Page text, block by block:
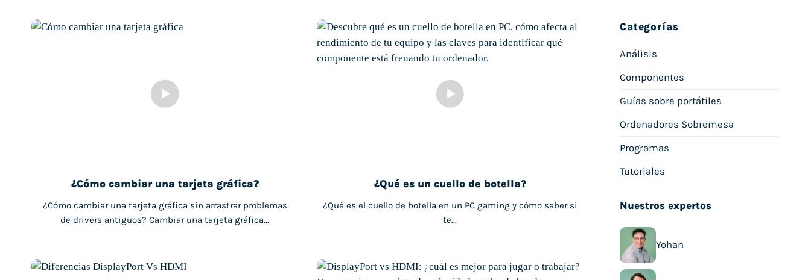
¿Cómo cambiar una tarjeta gráfica?
¿Cómo cambiar una tarjeta gráfica sin arrastrar problemas
de drivers antiguos? Cambiar una tarjeta gráfica...
¿Qué es un cuello de botella?
¿Qué es el cuello de botella en un PC gaming y cómo saber si
te...
Categorías
Análisis
Componentes
Guías sobre portátiles
Ordenadores Sobremesa
Programas
Tutoriales
Nuestros expertos
Yohan